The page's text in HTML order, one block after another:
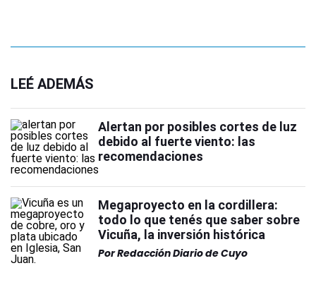
LEÉ ADEMÁS
Alertan por posibles cortes de luz
debido al fuerte viento: las
recomendaciones
Megaproyecto en la cordillera:
todo lo que tenés que saber sobre
Vicuña, la inversión histórica
PorRedacción Diario de Cuyo